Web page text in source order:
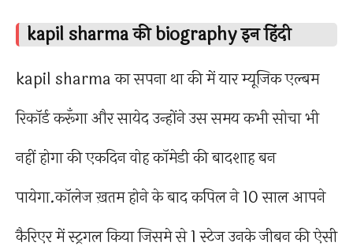
kapil sharma की biography इन हिंदी
kapil sharma का सपना था की में यार म्यूजिक एल्बम
रिकॉर्ड करूँगा और सायेद उन्होंने उस समय कभी सोचा भी
नहीं होगा की एकदिन वोह कॉमेडी की बादशाह बन
पायेगा.कॉलेज ख़तम होने के बाद कपिल ने 10 साल आपने
कैरिएर में स्ट्रगल किया जिसमे से 1 स्टेज उनके जीबन की ऐसी